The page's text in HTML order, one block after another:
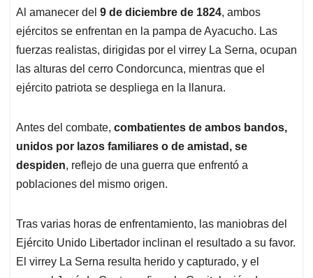
Al amanecer del 9 de diciembre de 1824, ambos
ejércitos se enfrentan en la pampa de Ayacucho. Las
fuerzas realistas, dirigidas por el virrey La Serna, ocupan
las alturas del cerro Condorcunca, mientras que el
ejército patriota se despliega en la llanura.
Antes del combate, combatientes de ambos bandos,
unidos por lazos familiares o de amistad, se
despiden, reflejo de una guerra que enfrentó a
poblaciones del mismo origen.
Tras varias horas de enfrentamiento, las maniobras del
Ejército Unido Libertador inclinan el resultado a su favor.
El virrey La Serna resulta herido y capturado, y el